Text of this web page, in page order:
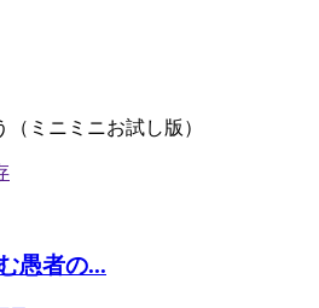
ミニミニお試し版）
愚者の...